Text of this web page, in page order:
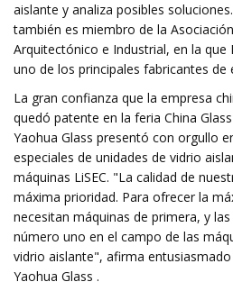
aislante y analiza posibles
también es miembro de la
Arquitectónico e Industrial, en la que
uno de los principales fabricantes de
La gran confianza que la empresa
quedó patente en la feria China
Yaohua Glass presentó con orgullo
especiales de unidades de vidrio
máquinas LiSEC. "La calidad de
máxima prioridad. Para ofrecer la
necesitan máquinas de primera, y
número uno en el campo de las
vidrio aislante", afirma
Yaohua Glass .